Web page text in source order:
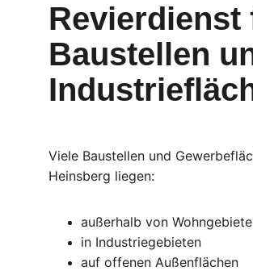
Revierdienst
Baustellen
Viele Baustellen und
Heinsberg liegen:
außerhalb von
in Industriegebieten
auf offenen Außenflächen